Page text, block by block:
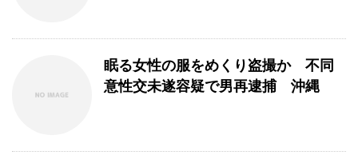
眠る女性の服をめくり盗撮か 不同
意性交未遂容疑で男再逮捕 沖縄